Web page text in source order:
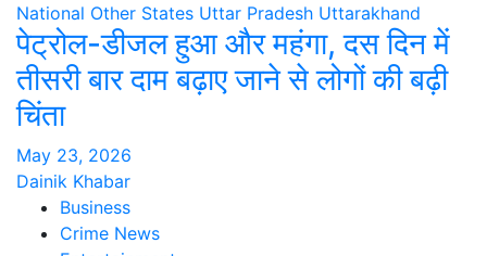
National Other States Uttar Pradesh Uttarakhand
पेट्रोल-डीजल हुआ और महंगा, दस दिन में
तीसरी बार दाम बढ़ाए जाने से लोगों की बढ़ी
चिंता
May 23, 2026
Dainik Khabar
Business
Crime News